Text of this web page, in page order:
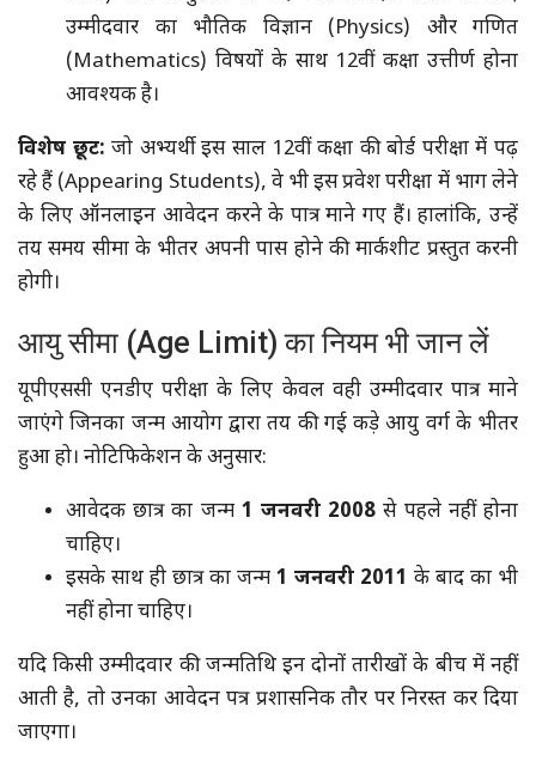
उम्मीदवार का भौतिक विज्ञान (Physics) और गणित
(Mathematics) विषयों के साथ 12वीं कक्षा उत्तीर्ण होना
आवश्यक है।
विशेष छूट: जो अभ्यर्थी इस साल 12वीं कक्षा की बोर्ड परीक्षा में पढ़
रहे हैं (Appearing Students), वे भी इस प्रवेश परीक्षा में भाग लेने
के लिए ऑनलाइन आवेदन करने के पात्र माने गए हैं। हालांकि, उन्हें
तय समय सीमा के भीतर अपनी पास होने की मार्कशीट प्रस्तुत करनी
होगी।
आयु सीमा (Age Limit) का नियम भी जान लें
यूपीएससी एनडीए परीक्षा के लिए केवल वही उम्मीदवार पात्र माने
जाएंगे जिनका जन्म आयोग द्वारा तय की गई कड़े आयु वर्ग के भीतर
हुआ हो। नोटिफिकेशन के अनुसार:
आवेदक छात्र का जन्म 1 जनवरी 2008 से पहले नहीं होना
चाहिए।
इसके साथ ही छात्र का जन्म 1 जनवरी 2011 के बाद का भी
नहीं होना चाहिए।
यदि किसी उम्मीदवार की जन्मतिथि इन दोनों तारीखों के बीच में नहीं
आती है, तो उनका आवेदन पत्र प्रशासनिक तौर पर निरस्त कर दिया
जाएगा।